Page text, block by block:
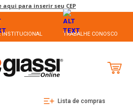
aqui para inserir seu CEP
INSTITUCIONAL TRABALHE CONOSCO
Lista de compras